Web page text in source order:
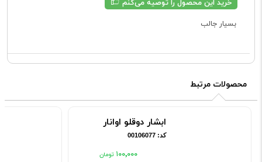
خرید این محصول را توصیه می‌کنم
بسیار جالب
محصولات مرتبط
ابشار دوقلو اوانار
کد: 00106077
۱۰۰٬۰۰۰